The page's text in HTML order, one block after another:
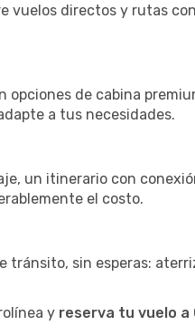
vuelos directos y rutas
opciones de cabina
a tus necesidades.
un itinerario con
el costo.
tránsito, sin esperas:
y reserva tu vuelo a